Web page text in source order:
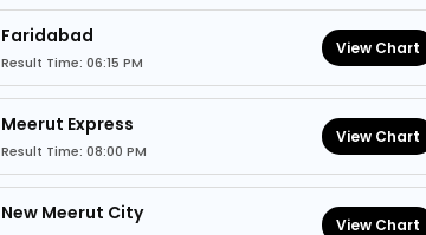
Faridabad
Result Time: 06:15 PM
View Chart
Meerut Express
Result Time: 08:00 PM
View Chart
New Meerut City
View Chart